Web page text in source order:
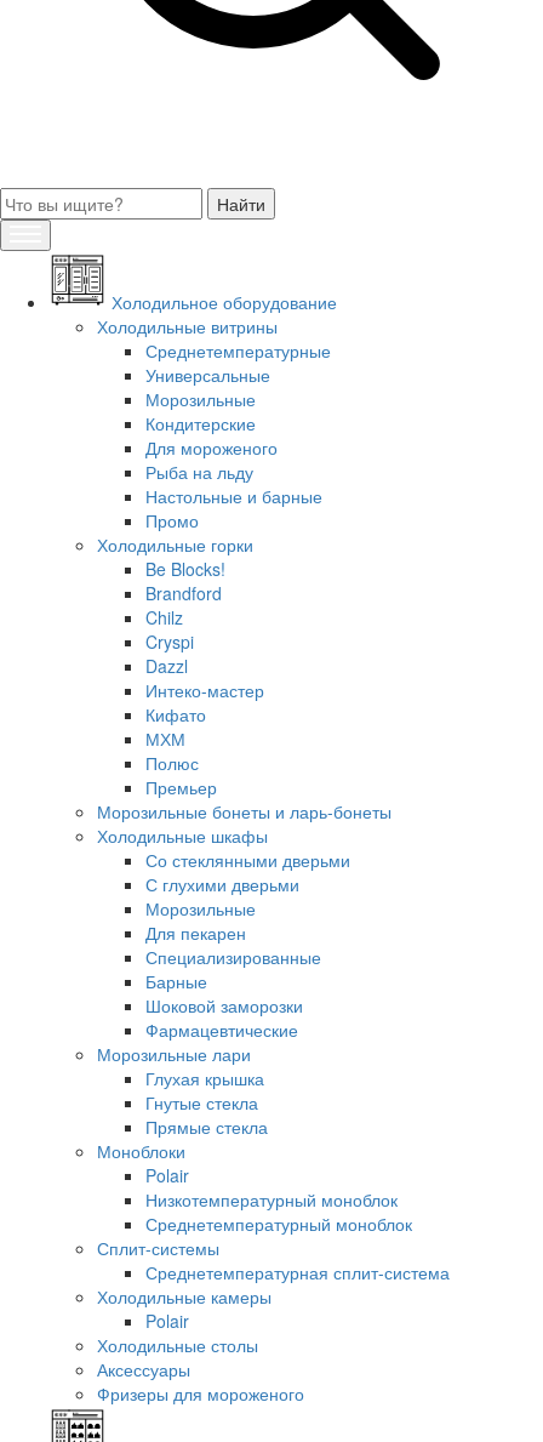
Холодильное оборудование
Холодильные витрины
Среднетемпературные
Универсальные
Морозильные
Кондитерские
Для мороженого
Рыба на льду
Настольные и барные
Промо
Холодильные горки
Be Blocks!
Brandford
Chilz
Cryspi
Dazzl
Интеко-мастер
Кифато
МХМ
Полюс
Премьер
Морозильные бонеты и ларь-бонеты
Холодильные шкафы
Со стеклянными дверьми
С глухими дверьми
Морозильные
Для пекарен
Специализированные
Барные
Шоковой заморозки
Фармацевтические
Морозильные лари
Глухая крышка
Гнутые стекла
Прямые стекла
Моноблоки
Polair
Низкотемпературный моноблок
Среднетемпературный моноблок
Сплит-системы
Среднетемпературная сплит-система
Холодильные камеры
Polair
Холодильные столы
Аксессуары
Фризеры для мороженого